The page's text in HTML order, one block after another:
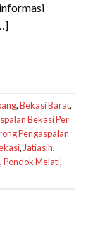
,Bekasi Barat,
Bekasi Per
Pengaspalan
,Jatiasih,
,Pondok Melati,